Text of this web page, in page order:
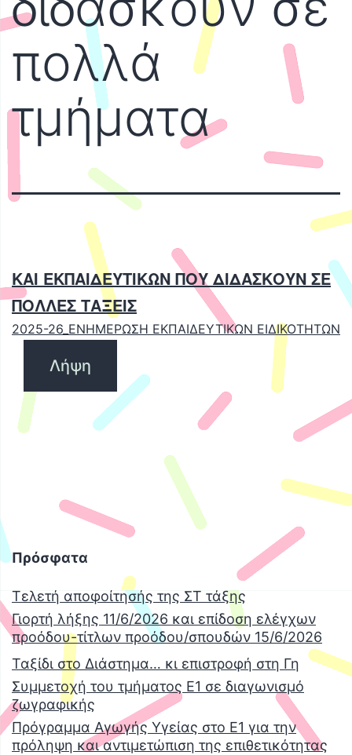
πολλά
τμήματα
ΚΑΙ ΕΚΠΑΙΔΕΥΤΙΚΩΝ ΠΟΥ ΔΙΔΑΣΚΟΥΝ ΣΕ
ΠΟΛΛΕΣ ΤΑΞΕΙΣ
2025-26_ΕΝΗΜΕΡΩΣΗ ΕΚΠΑΙΔΕΥΤΙΚΩΝ ΕΙΔΙΚΟΤΗΤΩΝ
Λήψη
Πρόσφατα
Τελετή αποφοίτησής της ΣΤ τάξης
Γιορτή λήξης 11/6/2026 και επίδοση ελέγχων
προόδου-τίτλων προόδου/σπουδών 15/6/2026
Ταξίδι στο Διάστημα… κι επιστροφή στη Γη
Συμμετοχή του τμήματος Ε1 σε διαγωνισμό
ζωγραφικής
Πρόγραμμα Αγωγής Υγείας στο Ε1 για την
πρόληψη και αντιμετώπιση της επιθετικότητας